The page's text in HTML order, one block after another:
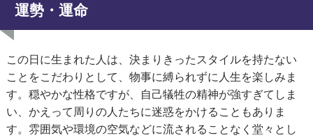
運勢・運命
この日に生まれた人は、決まりきったスタイルを持たない
ことをこだわりとして、物事に縛られずに人生を楽しみま
す。穏やかな性格ですが、自己犠牲の精神が強すぎてしま
い、かえって周りの人たちに迷惑をかけることもありま
す。雰囲気や環境の空気などに流されることなく堂々とし